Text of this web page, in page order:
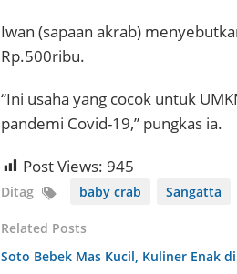
Iwan (sapaan akrab)
Rp.500ribu.
“Ini usaha yang cocok untuk
pandemi Covid-19,” pungkas ia.
Post Views: 945
Ditag baby crab Sangatta
Related Posts
Soto Bebek Mas Kucil, Kuliner Enak